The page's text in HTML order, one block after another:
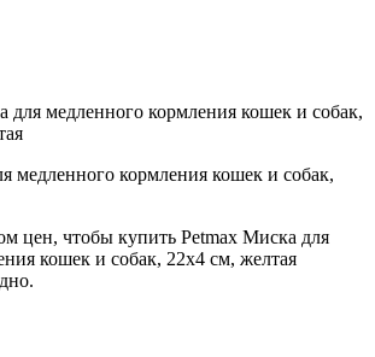
для медленного кормления кошек и собак,
цен, чтобы купить Petmax Миска для
кошек и собак, 22х4 см, желтая